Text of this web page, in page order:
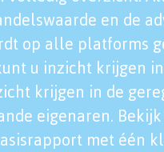
en de
op alle platforms
u inzicht krijgen
krijgen in de
eigenaren.
met één